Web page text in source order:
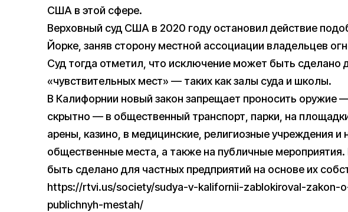
США в этой сфере.
Верховный суд США в 2020 году остановил действие
Йорке, заняв сторону местной ассоциации владельцев
Суд тогда отметил, что исключение может быть сделано
«чувствительных мест» — таких как залы суда и школы.
В Калифорнии новый закон запрещает проносить оружие
скрытно — в общественный транспорт, парки, на
арены, казино, в медицинские, религиозные учреждения и
общественные места, а также на публичные
быть сделано для частных предприятий на основе их
https://rtvi.us/society/sudya-v-kalifornii-zablokiroval-zakon-
publichnyh-mestah/